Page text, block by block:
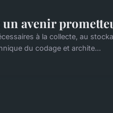
un avenir
à la collecte, au
du codage et archite...